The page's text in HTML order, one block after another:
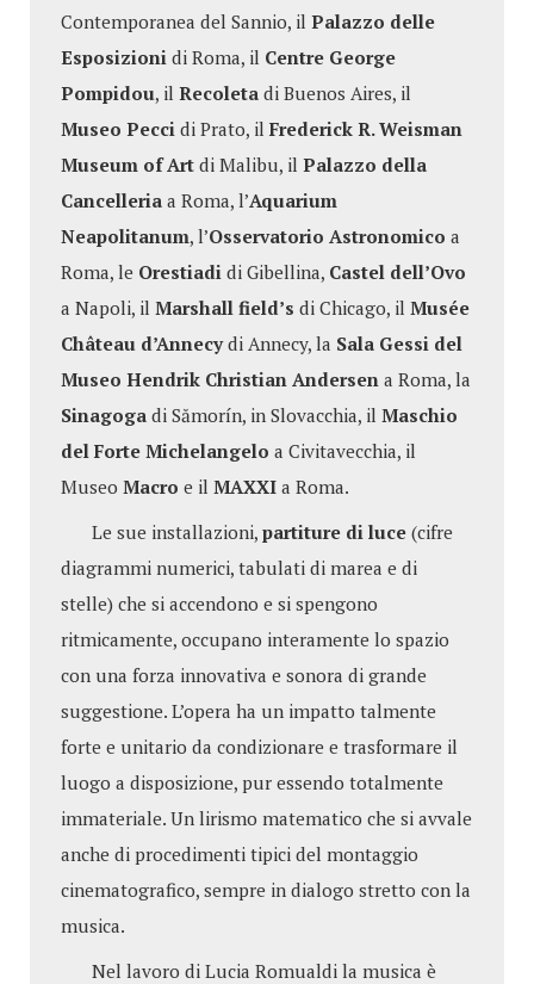
Contemporanea del Sannio, il Palazzo delle
Esposizionidi Roma, il Centre George
Pompidou, il Recoletadi Buenos Aires, il
Museo Peccidi Prato, il Frederick R. Weisman
Museum of Artdi Malibu, il Palazzo della
Cancelleriaa Roma, l’Aquarium
Neapolitanum, l’Osservatorio Astronomico a
Roma, le Orestiadidi Gibellina, Castel dell’Ovo
a Napoli, il Marshall field’s di Chicago, il Musée
Château d’Annecydi Annecy, la Sala Gessi del
Museo Hendrik Christian Andersena Roma, la
Sinagogadi Sămorín, in Slovacchia, il Maschio
del Forte Michelangelo a Civitavecchia, il
Museo Macro e il MAXXIa Roma.
Le sue installazioni, partiture di luce(cifre
diagrammi numerici, tabulati di marea e di
stelle) che si accendono e si spengono
ritmicamente, occupano interamente lo spazio
con una forza innovativa e sonora di grande
suggestione. L’opera ha un impatto talmente
forte e unitario da condizionare e trasformare il
luogo a disposizione, pur essendo totalmente
immateriale. Un lirismo matematico che si avvale
anche di procedimenti tipici del montaggio
cinematografico, sempre in dialogo stretto con la
musica.
Nel lavoro di Lucia Romualdi la musica è